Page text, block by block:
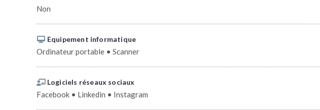
Non
Equipement informatique
Ordinateur portable • Scanner
Logiciels réseaux sociaux
Facebook • Linkedin • Instagram